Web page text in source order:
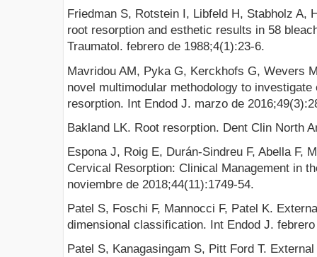
Friedman S, Rotstein I, Libfeld H, Stabholz A,
root resorption and esthetic results in 58
Traumatol. febrero de 1988;4(1):23-6.
Mavridou AM, Pyka G, Kerckhofs G, Wevers
novel multimodular methodology to
resorption. Int Endod J. marzo de
Bakland LK. Root resorption. Dent Clin North
Espona J, Roig E, Durán-Sindreu F, Abella F,
Cervical Resorption: Clinical Management in
noviembre de 2018;44(11):1749-54.
Patel S, Foschi F, Mannocci F, Patel K.
dimensional classification. Int Endod J.
Patel S, Kanagasingam S, Pitt Ford T.